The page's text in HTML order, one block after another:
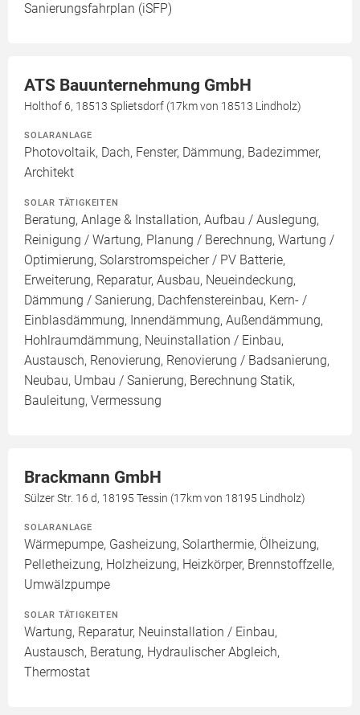
Sanierungsfahrplan (iSFP)
ATS Bauunternehmung GmbH
Holthof 6, 18513 Splietsdorf (17km von 18513 Lindholz)
SOLARANLAGE
Photovoltaik, Dach, Fenster, Dämmung, Badezimmer,
Architekt
SOLAR TÄTIGKEITEN
Beratung, Anlage & Installation, Aufbau / Auslegung,
Reinigung / Wartung, Planung / Berechnung, Wartung /
Optimierung, Solarstromspeicher / PV Batterie,
Erweiterung, Reparatur, Ausbau, Neueindeckung,
Dämmung / Sanierung, Dachfenstereinbau, Kern- /
Einblasdämmung, Innendämmung, Außendämmung,
Hohlraumdämmung, Neuinstallation / Einbau,
Austausch, Renovierung, Renovierung / Badsanierung,
Neubau, Umbau / Sanierung, Berechnung Statik,
Bauleitung, Vermessung
Brackmann GmbH
Sülzer Str. 16 d, 18195 Tessin (17km von 18195 Lindholz)
SOLARANLAGE
Wärmepumpe, Gasheizung, Solarthermie, Ölheizung,
Pelletheizung, Holzheizung, Heizkörper, Brennstoffzelle,
Umwälzpumpe
SOLAR TÄTIGKEITEN
Wartung, Reparatur, Neuinstallation / Einbau,
Austausch, Beratung, Hydraulischer Abgleich,
Thermostat